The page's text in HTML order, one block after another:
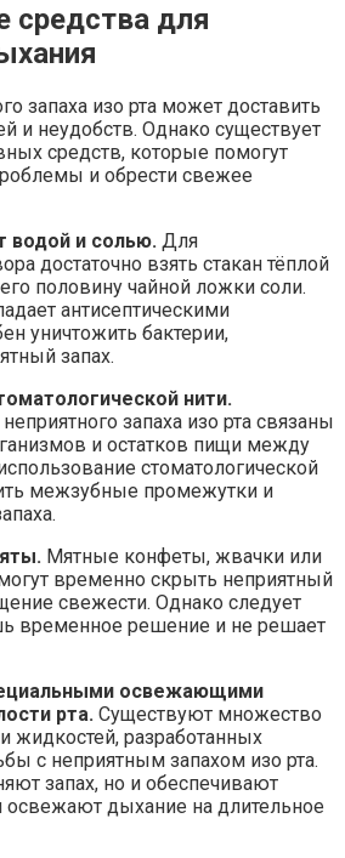
для
запаха изо рта может доставить
и неудобств. Однако существует
средств, которые помогут
и обрести свежее
водой и солью. Для
достаточно взять стакан тёплой
половину чайной ложки соли.
антисептическими
уничтожить бактерии,
запах.
нити.
запаха изо рта связаны
и остатков пищи между
стоматологической
межзубные промежутки и
Мятные конфеты, жвачки или
временно скрыть неприятный
свежести. Однако следует
временное решение и не решает
освежающими
рта. Существуют множество
жидкостей, разработанных
с неприятным запахом изо рта.
запах, но и обеспечивают
освежают дыхание на длительное